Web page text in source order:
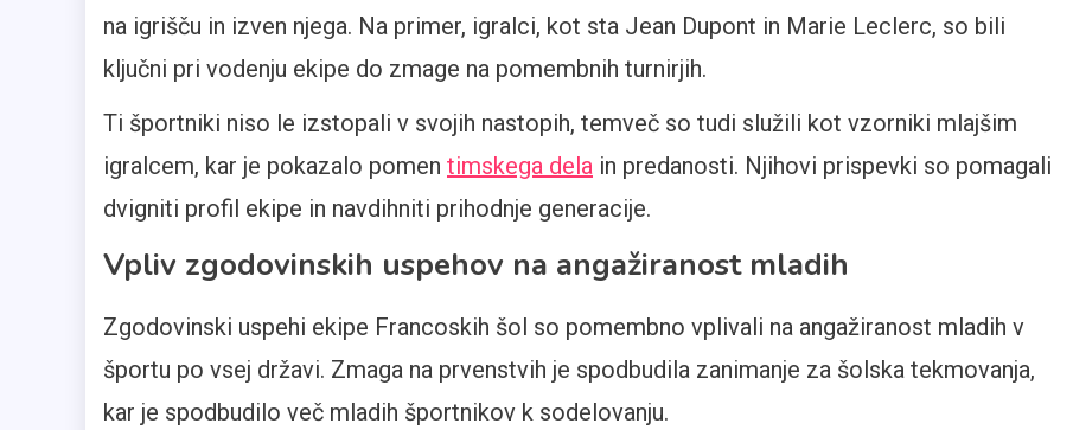
na igrišču in izven njega. Na primer, igralci, kot sta Jean Dupont in Marie Leclerc, so bili
ključni pri vodenju ekipe do zmage na pomembnih turnirjih.
Ti športniki niso le izstopali v svojih nastopih, temveč so tudi služili kot vzorniki mlajšim
igralcem, kar je pokazalo pomen timskega dela in predanosti. Njihovi prispevki so pomagali
dvigniti profil ekipe in navdihniti prihodnje generacije.
Vpliv zgodovinskih uspehov na angažiranost mladih
Zgodovinski uspehi ekipe Francoskih šol so pomembno vplivali na angažiranost mladih v
športu po vsej državi. Zmaga na prvenstvih je spodbudila zanimanje za šolska tekmovanja,
kar je spodbudilo več mladih športnikov k sodelovanju.